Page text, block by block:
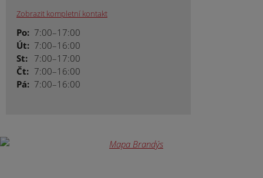
Zobrazit kompletní kontakt
Po: 7:00–17:00
Út: 7:00–16:00
St: 7:00–17:00
Čt: 7:00–16:00
Pá: 7:00–16:00